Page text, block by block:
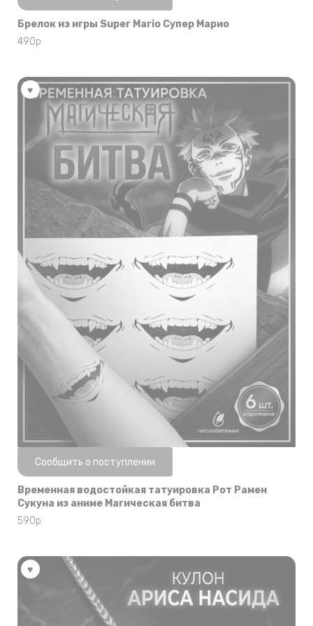
Брелок из игры Super Mario Супер Марио
490р.
Нет в наличии
Сообщить о поступлении
Временная водостойкая татуировка Рот Рамен
Сукуна из аниме Магическая битва
590р.